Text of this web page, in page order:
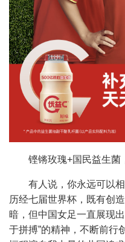
铿锵玫瑰+国民益生菌
有人说，你永远可以
历经七届世界杯，既有创
暗，但中国女足一直展现
于拼搏”的精神，不断前行